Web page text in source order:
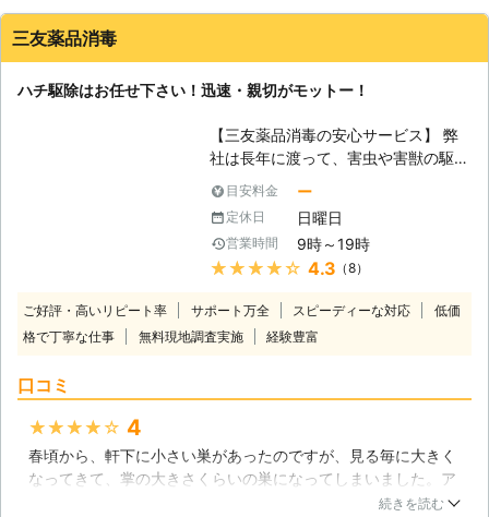
の発生が気になっているという方、近
は、自分の家に何か気になる部分があ
ればシロアリの点検をした方が良いか
もしれません。 【上質なサービスを
ご提供出来るように】 シロアリ被害
を最小限に食い止めるべく、私達は
様々な方法を駆使しています。当社は
どのような業務であってもこだわりを
持って施工することを心掛けていま
す。全て自社で責任を持った施工を行
なうことはもちろんですが、経験豊富
いうことも弊社の自慢となっていま
ビスがあります。
絶対嫌だと家族会議で決めていました。駆除においても大変丁
寧で申し訳ないほどのお仕事をしてくださったと思っていま
三友薬品消毒
ハチ駆除はお任せ下さい！迅速・親切がモットー！
【三友薬品消毒の安心サービス】 弊
社は長年に渡って、害虫や害獣の駆除
に携わってきた豊富な実績がございま
すので、ハチ駆除でお困りのお客様に
も親身になってご対応させて頂くこと
が可能です。ハチ駆除をするのは非常
に難しく、種類によっては刺されて大
険からお客様をお守りするために、弊
社は培ってきた技術力でご対応致しま
す。また、一度施工したら最後までし
っかりと責任を持ち、素早く作業を行
います。もちろん、ハチ駆除に使用す
目安料金 ー
定休日 日曜日
営業時間 9時～19時
★★★★★ 4.3 （8）
ご好評・高いリピート率 サポート万全 スピーディーな対応
低価
格で丁寧な仕事
無料現地調査実施 経験豊富
口コミ
★★★★★ 4
春頃から、軒下に小さい巣があったのですが、見る毎に大きく
なってきて、掌の大きさくらいの巣になってしまいました。ア
シナガバチも出入りしているので、怖くて巣の近くには近づけ
続きを読む